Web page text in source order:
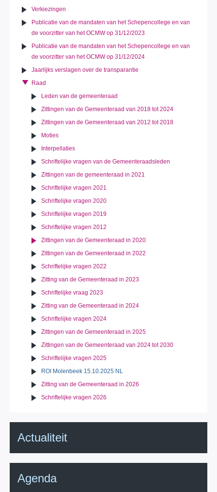
Verkiezingen
Publicatie van de mandaten van het Schepencollege en van
de voorzitter van het OCMW op 31/12/2023
Publicatie van de mandaten van het Schepencollege en van
de voorzitter van het OCMW op 31/12/2024
Jaarlijks verslagen over de transparantie
Raad
Leden van de gemeenteraad
Zittingen van de Gemeenteraad van 2018 tot 2024
Zittingen van de Gemeenteraad van 2012 tot 2018
Moties
Interpellaties
Schriftelijke vragen van de Gemeenteraadsleden
Zittingen van de gemeenteraad in 2021
Schriftelijke vragen 2021
Schriftelijke vragen 2020
Schriftelijke vragen 2019
Schriftelijke vragen 2012
Zittingen van de Gemeenteraad in 2020
Zittingen van de Gemeenteraad in 2022
Schriftelijke vragen 2022
Zitting van de Gemeenteraad in 2023
Schriftelijke vraag 2023
Zitting van de Gemeenteraad in 2024
Schriftelijke vragen 2024
Zittingen van de Gemeenteraad in 2025
Zittingen van de Gemeenteraad van 2024 tot 2030
Schriftelijke vragen 2025
ROI Molenbeek 15.10.2025 NL
Zitting van de Gemeenteraad in 2026
Schriftelijke vragen 2026
Actualiteit
Agenda